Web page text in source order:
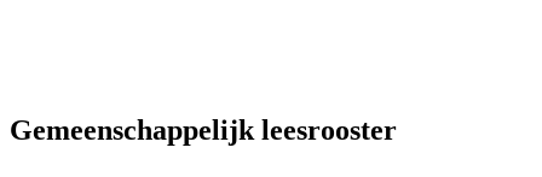
Gemeenschappelijk leesrooster